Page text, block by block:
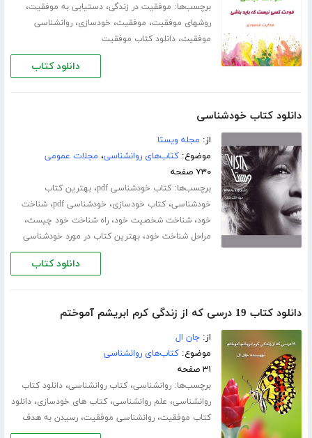
برچسب‌ها: موفقیت در زندگی،دستیابی به موفقیت،
روشهای موفقیت، موفقیت، خودسازی،روانشناسی
موفقیت،دانلود کتاب موفقیت
دانلود کتاب
دانلود کتاب خودشناسی
از: مجله ویستا
موضوع:کتاب‌های روانشناسی، مجلات عمومی
۷۳۰ صفحه
برچسب‌ها:کتاب خودشناسی pdf ،بهترین کتاب
خودشناسی،کتاب خودسازی، خودشناسی pdf ،شناخت
خود،شناخت شخصیت خود،راه شناخت خود چیست،
مراحل شناخت خود،بهترین کتاب در مورد خودشناسی
دانلود کتاب
دانلود کتاب 19 درسی که از زندگی کرم ابریشم آموختم
از:جان ال
موضوع:کتاب‌های روانشناسی
۳۱ صفحه
برچسب‌ها:روانشناسی،کتاب روانشناسی،دانلود کتاب
روانشناسی، علم روانشناسی،کتاب های خودسازی،دانلود
کتاب موفقیت،روانشناسی موفقیت،رسیدن به هدف